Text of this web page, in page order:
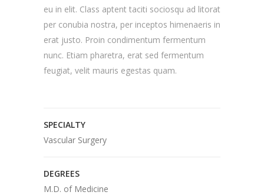
eu in elit. Class aptent taciti sociosqu ad litorat
per conubia nostra, per inceptos himenaeris in
erat justo. Proin condimentum fermentum
nunc. Etiam pharetra, erat sed fermentum
feugiat, velit mauris egestas quam.
SPECIALTY
Vascular Surgery
DEGREES
M.D. of Medicine